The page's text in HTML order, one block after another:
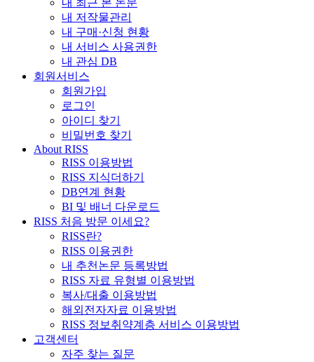
내 최근 본 논문
내 저작물관리
내 구매·신청 현황
내 서비스 사용권한
내 관심 DB
회원서비스
회원가입
로그인
아이디 찾기
비밀번호 찾기
About RISS
RISS 이용방법
RISS 지식더하기
DB연계 현황
BI 및 배너 다운로드
RISS 처음 방문 이세요?
RISS란?
RISS 이용권한
내 추천논문 등록방법
RISS 자료 유형별 이용방법
복사/대출 이용방법
해외전자자료 이용방법
RISS 정보취약계층 서비스 이용방법
고객센터
자주 찾는 질문